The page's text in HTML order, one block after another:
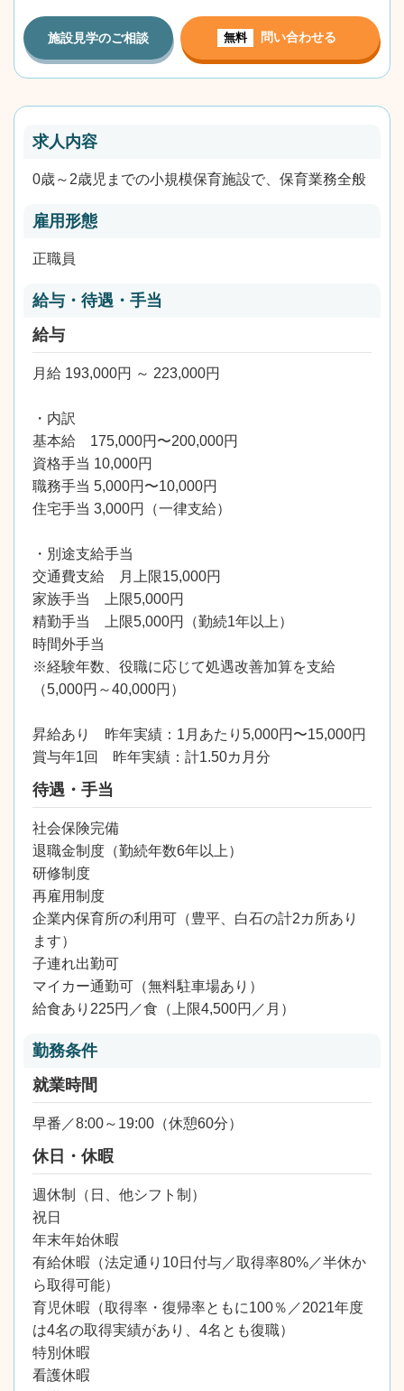
施設見学のご相談 無料 問い合わせる
求人内容
0歳～2歳児までの小規模保育施設で、保育業務全般
雇用形態
正職員
給与・待遇・手当
給与
月給 193,000円 ～ 223,000円
・内訳
基本給 175,000円〜200,000円
資格手当 10,000円
職務手当 5,000円〜10,000円
住宅手当 3,000円（一律支給）
・別途支給手当
交通費支給 月上限15,000円
家族手当 上限5,000円
精勤手当 上限5,000円（勤続1年以上）
時間外手当
※経験年数、役職に応じて処遇改善加算を支給
（5,000円～40,000円）
昇給あり 昨年実績：1月あたり5,000円〜15,000円
賞与年1回 昨年実績：計1.50カ月分
待遇・手当
社会保険完備
退職金制度（勤続年数6年以上）
研修制度
再雇用制度
企業内保育所の利用可（豊平、白石の計2カ所あり
ます）
子連れ出勤可
マイカー通勤可（無料駐車場あり）
給食あり225円／食（上限4,500円／月）
勤務条件
就業時間
早番／8:00～19:00（休憩60分）
休日・休暇
週休制（日、他シフト制）
祝日
年末年始休暇
有給休暇（法定通り10日付与／取得率80%／半休か
ら取得可能）
育児休暇（取得率・復帰率ともに100％／2021年度
は4名の取得実績があり、4名とも復職）
特別休暇
看護休暇